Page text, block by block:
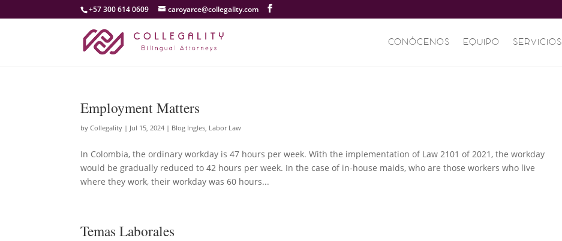
+57 300 614 0609 caroyarce@collegality.com
CONÓCENOS EQUIPO SERVICIOS
Employment Matters
byCollegality | Jul 15, 2024 | Blog Ingles, Labor Law
In Colombia, the ordinary workday is 47 hours per week. With the implementation of Law 2101 of 2021, the workday
would be gradually reduced to 42 hours per week. In the case of in-house maids, who are those workers who live
where they work, their workday was 60 hours...
Temas Laborales